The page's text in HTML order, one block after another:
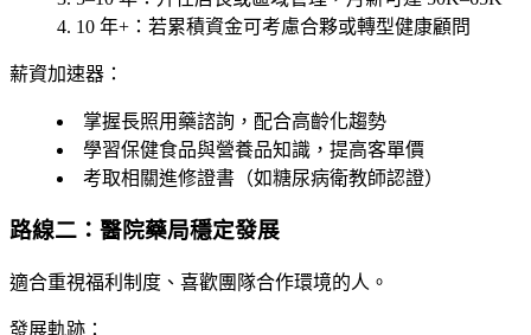
10 年+ ：若累積資金可考慮合夥或轉型健康顧問
薪資加速器：
掌握長照用藥諮詢，配合高齡化趨勢
學習保健食品與營養品知識，提高客單價
考取相關進修證書（如糖尿病衛教師認證）
路線二：醫院藥局穩定發展
適合重視福利制度、喜歡團隊合作環境的人。
發展軌跡：